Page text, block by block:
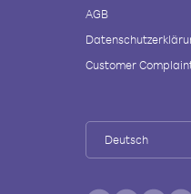
AGB
Customer
Deutsch